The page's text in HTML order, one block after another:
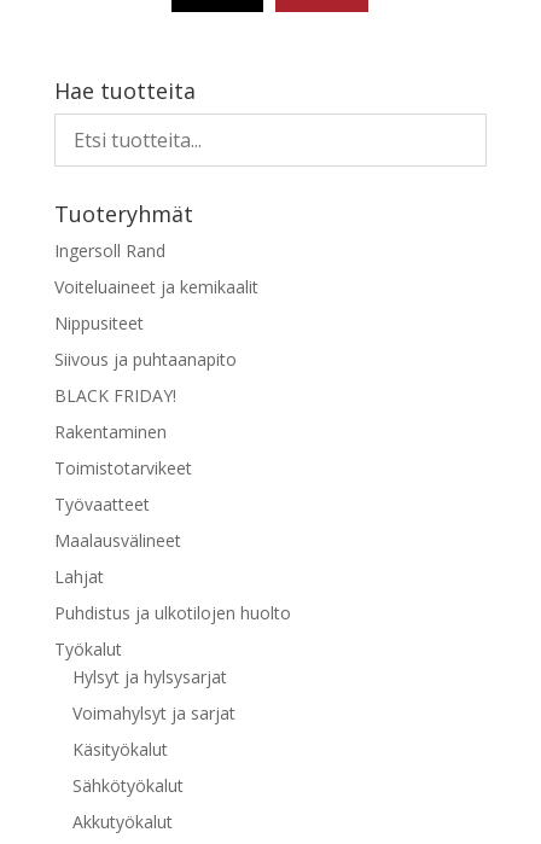
on
useampi
muunnelma.
Voit
valinnat
tuotteen
sivulla.
Hae tuotteita
Tuoteryhmät
Ingersoll Rand
Voiteluaineet ja kemikaalit
Nippusiteet
Siivous ja puhtaanapito
BLACK FRIDAY!
Rakentaminen
Toimistotarvikeet
Työvaatteet
Maalausvälineet
Lahjat
Puhdistus ja ulkotilojen huolto
Työkalut
Hylsyt ja hylsysarjat
Voimahylsyt ja sarjat
Käsityökalut
Sähkötyökalut
Akkutyökalut